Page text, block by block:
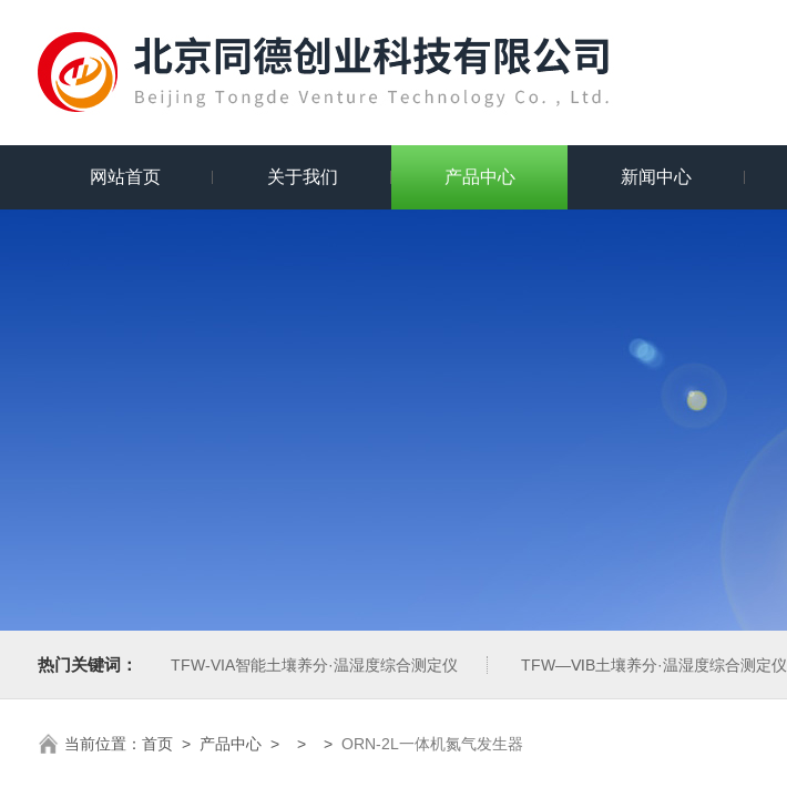
网站首页 关于我们 产品中心 新闻中心
热门关键词： TFW-VIA智能土壤养分·温湿度综合测定仪 TFW—ⅥB土壤养分·温湿度综合测定仪
当前位置： 首页> 产品中心> > > ORN-2L一体机氮气发生器